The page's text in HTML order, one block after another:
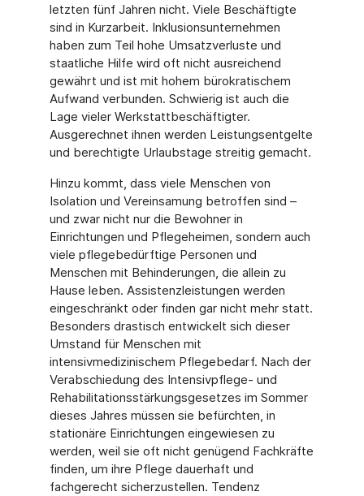
letzten fünf Jahren nicht. Viele Beschäftigte
sind in Kurzarbeit. Inklusionsunternehmen
haben zum Teil hohe Umsatzverluste und
staatliche Hilfe wird oft nicht ausreichend
gewährt und ist mit hohem bürokratischem
Aufwand verbunden. Schwierig ist auch die
Lage vieler Werkstattbeschäftigter.
Ausgerechnet ihnen werden Leistungsentgelte
und berechtigte Urlaubstage streitig gemacht.
Hinzu kommt, dass viele Menschen von
Isolation und Vereinsamung betroffen sind –
und zwar nicht nur die Bewohner in
Einrichtungen und Pflegeheimen, sondern auch
viele pflegebedürftige Personen und
Menschen mit Behinderungen, die allein zu
Hause leben. Assistenzleistungen werden
eingeschränkt oder finden gar nicht mehr statt.
Besonders drastisch entwickelt sich dieser
Umstand für Menschen mit
intensivmedizinischem Pflegebedarf. Nach der
Verabschiedung des Intensivpflege- und
Rehabilitationsstärkungsgesetzes im Sommer
dieses Jahres müssen sie befürchten, in
stationäre Einrichtungen eingewiesen zu
werden, weil sie oft nicht genügend Fachkräfte
finden, um ihre Pflege dauerhaft und
fachgerecht sicherzustellen. Tendenz